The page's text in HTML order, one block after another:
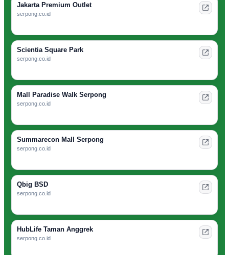
Jakarta Premium Outlet
serpong.co.id
Scientia Square Park
serpong.co.id
Mall Paradise Walk Serpong
serpong.co.id
Summarecon Mall Serpong
serpong.co.id
Qbig BSD
serpong.co.id
HubLife Taman Anggrek
serpong.co.id